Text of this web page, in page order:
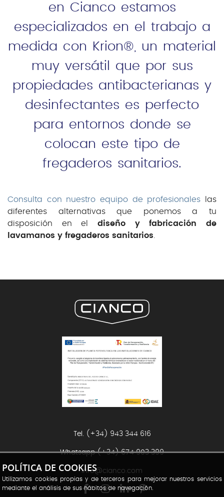
en Cianco estamos
especializados en el trabajo a
medida con Krion®, un material
muy versátil que por sus
propiedades antibacterianas y
desinfectantes es perfecto
para entornos donde se
colocan este tipo de
fregaderos sanitarios.
Consulta con nuestro equipo de profesionales las
diferentes alternativas que ponemos a tu
disposición en el diseño y fabricación de
lavamanos y fregaderos sanitarios
Tel. (+34) 943 344 616
Whatsapp(+34) 674 903 399
info@cianco.com
POLÍTICA DE COOKIES
Utilizamos cookies propias y de terceros para mejorar nuestros servicios
mediante el análisis de sus hábitos de navegación.